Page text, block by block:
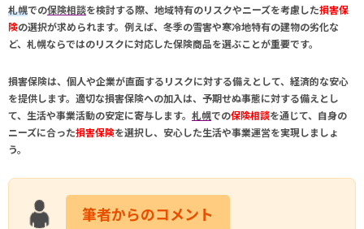
札幌での保険相談を検討する際、地域特有のリスクやニーズを考慮した損害保
険の選択が求められます。例えば、冬季の雪害や寒冷地特有の建物の劣化な
ど、 札幌ならではのリスクに対応した保険商品を選ぶことが重要です。
損害保険は、個人や企業が直面するリスクに対する備えとして、経済的な安心
を提供します。適切な損害保険への加入は、予期せぬ事態に対する備えとし
て、生活や事業活動の安定に寄与します。 札幌での保険相談を通じて、自身の
ニーズに合った損害保険を選択し、安心した生活や事業運営を実現しましょ
う。
筆者からのコメント